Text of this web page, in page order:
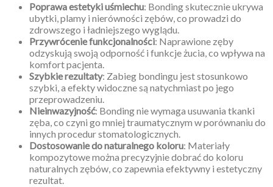
Poprawa estetyki uśmiechu: Bonding skutecznie ukrywa
ubytki, plamy i nierówności zębów, co prowadzi do
zdrowszego i ładniejszego wyglądu.
Przywrócenie funkcjonalności: Naprawione zęby
odzyskują swoją odporność i funkcje żucia, co wpływa na
komfort pacjenta.
Szybkie rezultaty: Zabieg bondingu jest stosunkowo
szybki, a efekty widoczne są natychmiast po jego
przeprowadzeniu.
Nieinwazyjność: Bonding nie wymaga usuwania tkanki
zęba, co czyni go mniej traumatycznym w porównaniu do
innych procedur stomatologicznych.
Dostosowanie do naturalnego koloru: Materiały
kompozytowe można precyzyjnie dobrać do koloru
naturalnych zębów, co zapewnia efektywny i estetyczny
rezultat.